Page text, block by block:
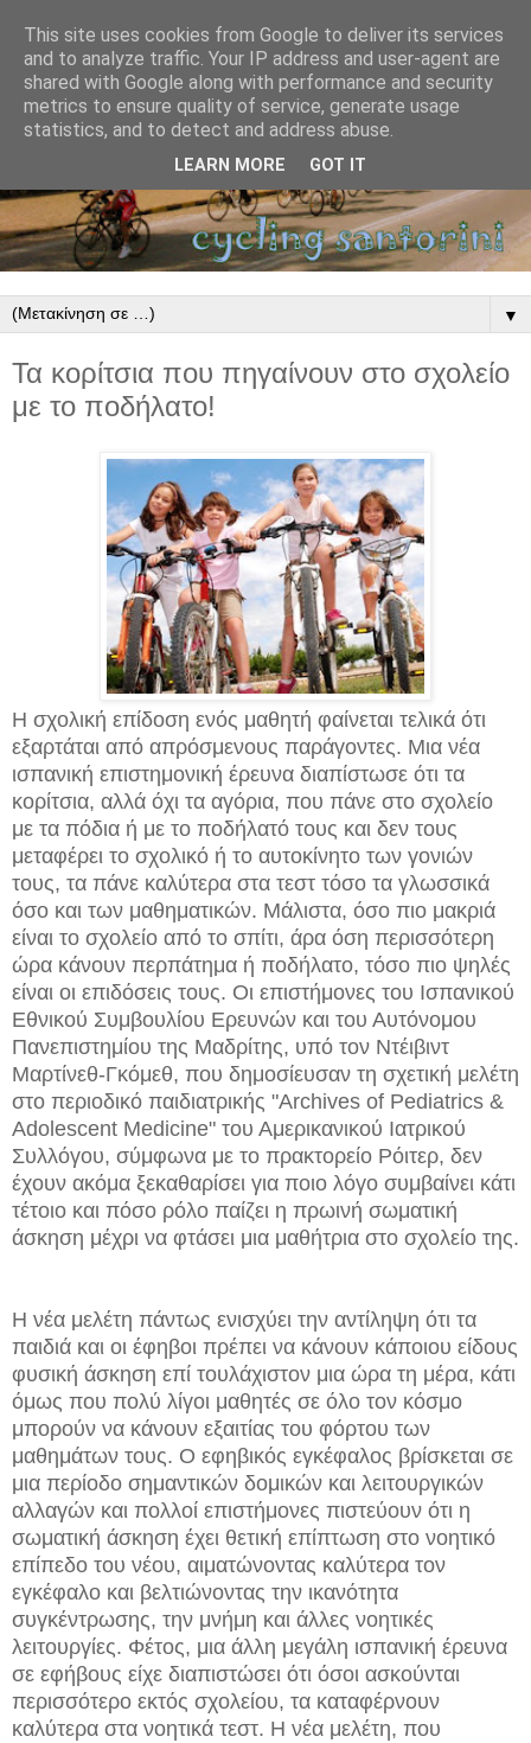
▼
Τα κορίτσια που πηγαίνουν στο σχολείο
με το ποδήλατο!
Η σχολική επίδοση ενός μαθητή φαίνεται τελικά ότι
εξαρτάται από απρόσμενους παράγοντες. Μια νέα
ισπανική επιστημονική έρευνα διαπίστωσε ότι τα
κορίτσια, αλλά όχι τα αγόρια, που πάνε στο σχολείο
με τα πόδια ή με το ποδήλατό τους και δεν τους
μεταφέρει το σχολικό ή το αυτοκίνητο των γονιών
τους, τα πάνε καλύτερα στα τεστ τόσο τα γλωσσικά
όσο και των μαθηματικών. Μάλιστα, όσο πιο μακριά
είναι το σχολείο από το σπίτι, άρα όση περισσότερη
ώρα κάνουν περπάτημα ή ποδήλατο, τόσο πιο ψηλές
είναι οι επιδόσεις τους. Οι επιστήμονες του Ισπανικού
Εθνικού Συμβουλίου Ερευνών και του Αυτόνομου
Πανεπιστημίου της Μαδρίτης, υπό τον Ντέιβιντ
Μαρτίνεθ-Γκόμεθ, που δημοσίευσαν τη σχετική μελέτη
στο περιοδικό παιδιατρικής "Archives of Pediatrics &
Adolescent Medicine" του Αμερικανικού Ιατρικού
Συλλόγου, σύμφωνα με το πρακτορείο Ρόιτερ, δεν
έχουν ακόμα ξεκαθαρίσει για ποιο λόγο συμβαίνει κάτι
τέτοιο και πόσο ρόλο παίζει η πρωινή σωματική
άσκηση μέχρι να φτάσει μια μαθήτρια στο σχολείο της.
Η νέα μελέτη πάντως ενισχύει την αντίληψη ότι τα
παιδιά και οι έφηβοι πρέπει να κάνουν κάποιου είδους
φυσική άσκηση επί τουλάχιστον μια ώρα τη μέρα, κάτι
όμως που πολύ λίγοι μαθητές σε όλο τον κόσμο
μπορούν να κάνουν εξαιτίας του φόρτου των
μαθημάτων τους. Ο εφηβικός εγκέφαλος βρίσκεται σε
μια περίοδο σημαντικών δομικών και λειτουργικών
αλλαγών και πολλοί επιστήμονες πιστεύουν ότι η
σωματική άσκηση έχει θετική επίπτωση στο νοητικό
επίπεδο του νέου, αιματώνοντας καλύτερα τον
εγκέφαλο και βελτιώνοντας την ικανότητα
συγκέντρωσης, την μνήμη και άλλες νοητικές
λειτουργίες. Φέτος, μια άλλη μεγάλη ισπανική έρευνα
σε εφήβους είχε διαπιστώσει ότι όσοι ασκούνται
περισσότερο εκτός σχολείου, τα καταφέρνουν
καλύτερα στα νοητικά τεστ. Η νέα μελέτη, που
This site uses cookies from Google to deliver its services
and to analyze traffic. Your IP address and user-agent are
shared with Google along with performance and security
metrics to ensure quality of service, generate usage
statistics, and to detect and address abuse.
LEARN MORE GOT IT